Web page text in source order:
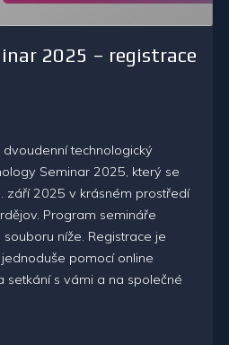
2025 – registrace
technologický
Seminar 2025, který se
září 2025 v krásném prostředí
Program semináře
níže. Registrace je
pomocí online
setkání s vámi a na společné